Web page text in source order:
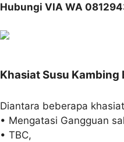
Hubungi VIA WA
Khasiat Susu Kambing
Diantara beberapa
• Mengatasi Gangguan
• TBC,